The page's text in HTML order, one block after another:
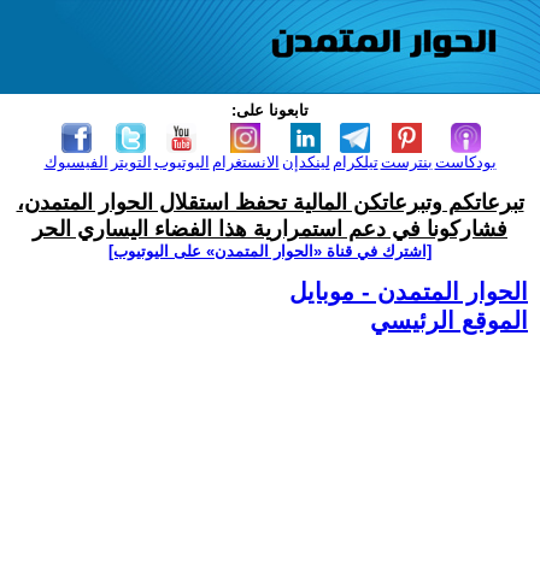
تابعونا على:
الفيسبوك التويتر اليوتيوب الانستغرام لينكدإن تيلكرامبنترست بودكاست
تبرعاتكم وتبرعاتكن المالية تحفظ استقلال الحوار المتمدن،
فشاركونا في دعم استمرارية هذا الفضاء اليساري الحر
[اشترك في قناة ‫«الحوار المتمدن» على اليوتيوب]
الحوار المتمدن - موبايل
الموقع الرئيسي